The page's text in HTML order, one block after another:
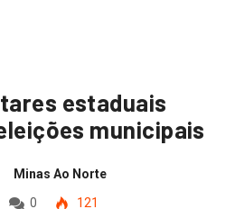
estaduais
municipais
Minas Ao Norte
0 121